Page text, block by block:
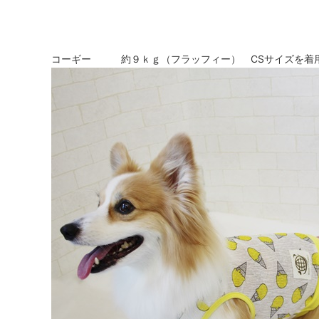
コーギー 約９ｋｇ（フラッフィー） CSサイズを着